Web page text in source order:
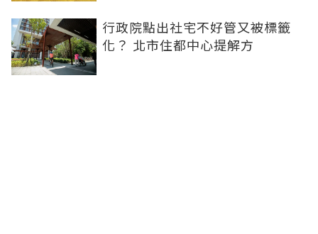
行政院點出社宅不好管又被標籤
化？ 北市住都中心提解方